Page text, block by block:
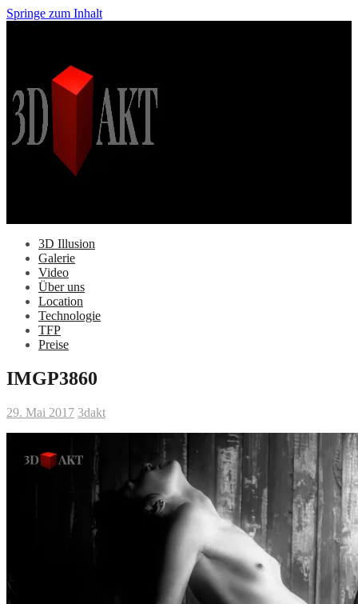
Springe zum Inhalt
3D Illusion
Galerie
Video
Über uns
Location
Technologie
TFP
Preise
IMGP3860
29. Mai 2017 3dakt